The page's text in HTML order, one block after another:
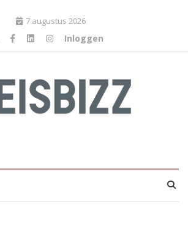
7 augustus 2026
Inloggen